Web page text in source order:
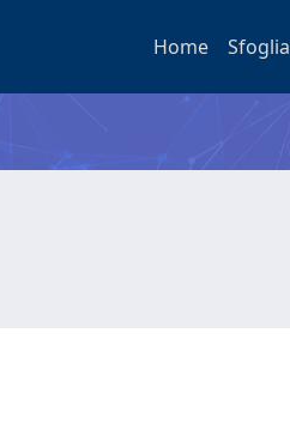
Home Sfoglia